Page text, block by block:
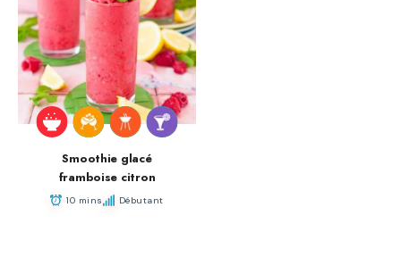
Smoothie glacé
framboise citron
10 mins Débutant